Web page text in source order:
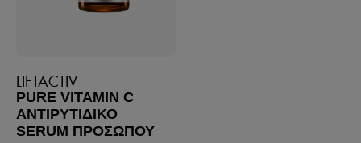
LIFTACTIV
PURE VITAMIN C
ΑΝΤΙΡΥΤΙΔΙΚΌ
SERUM ΠΡΟΣΏΠΟΥ